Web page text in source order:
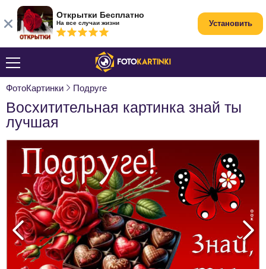
ФотоКартинки Подруге
Восхитительная картинка знай ты
лучшая
Открытки Бесплатно
На все случаи жизни Установить